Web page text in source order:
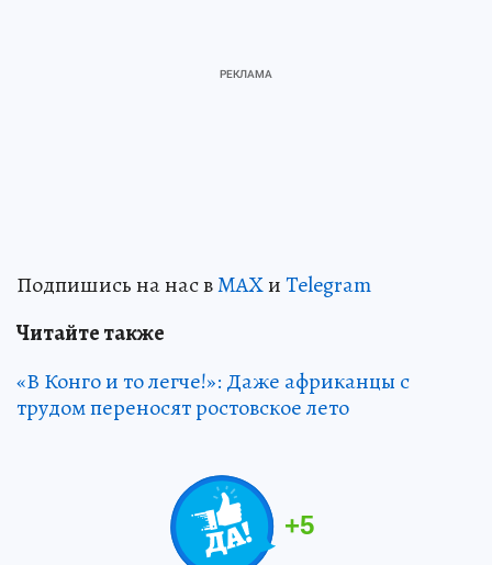
Подпишись на нас вMAXиTelegram
Читайте также
«В Конго и то легче!»: Даже африканцы с
трудом переносят ростовское лето
+5